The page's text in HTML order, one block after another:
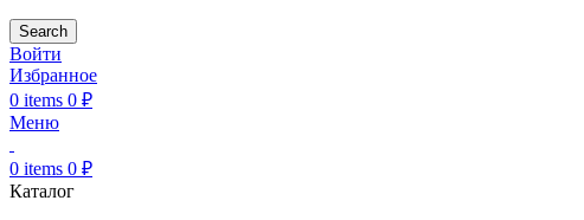
Search
Войти
Избранное
0 items 0 ₽
Меню
0 items 0 ₽
Каталог